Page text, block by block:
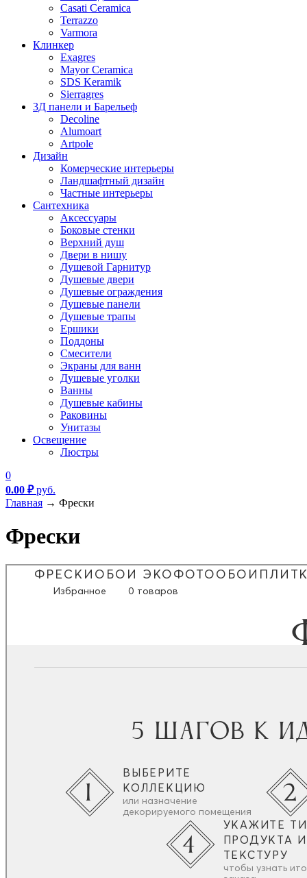
Casati Ceramica
Terrazzo
Varmora
Клинкер
Exagres
Mayor Ceramica
SDS Keramik
Sierragres
3Д панели и Барельеф
Decoline
Alumoart
Artpole
Дизайн
Комерческие интерьеры
Ландшафтный дизайн
Частные интерьеры
Сантехника
Аксессуары
Боковые стенки
Верхний душ
Двери в нишу
Душевой Гарнитур
Душевые двери
Душевые ограждения
Душевые панели
Душевые трапы
Ершики
Поддоны
Смесители
Экраны для ванн
Душевые уголки
Ванны
Душевые кабины
Раковины
Унитазы
Освещение
Люстры
0
0.00 ₽руб.
Главная → Фрески
Фрески